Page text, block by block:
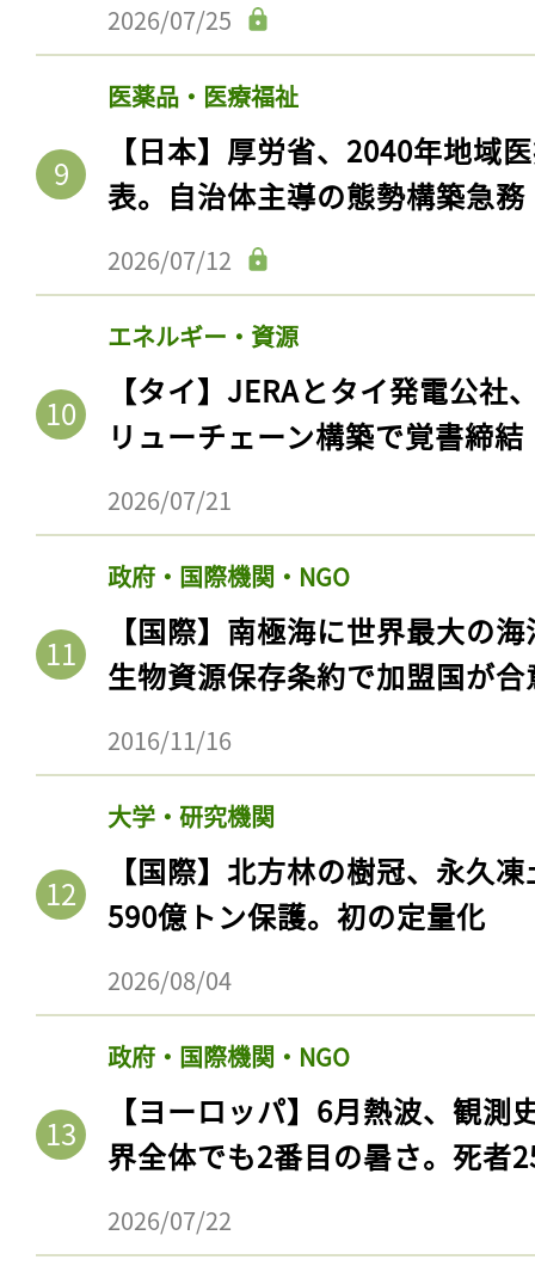
2026/07/25
医薬品・医療福祉
【日本】厚労省、2040年地域
表。自治体主導の態勢構築急務
2026/07/12
エネルギー・資源
【タイ】JERAとタイ発電公社
リューチェーン構築で覚書締結
2026/07/21
政府・国際機関・NGO
【国際】南極海に世界最大の
生物資源保存条約で加盟国が合
2016/11/16
大学・研究機関
【国際】北方林の樹冠、永久
590億トン保護。初の定量化
2026/08/04
政府・国際機関・NGO
【ヨーロッパ】6月熱波、観
界全体でも2番目の暑さ。死者
2026/07/22
記事をお気に入りに
ログイン
会員登録